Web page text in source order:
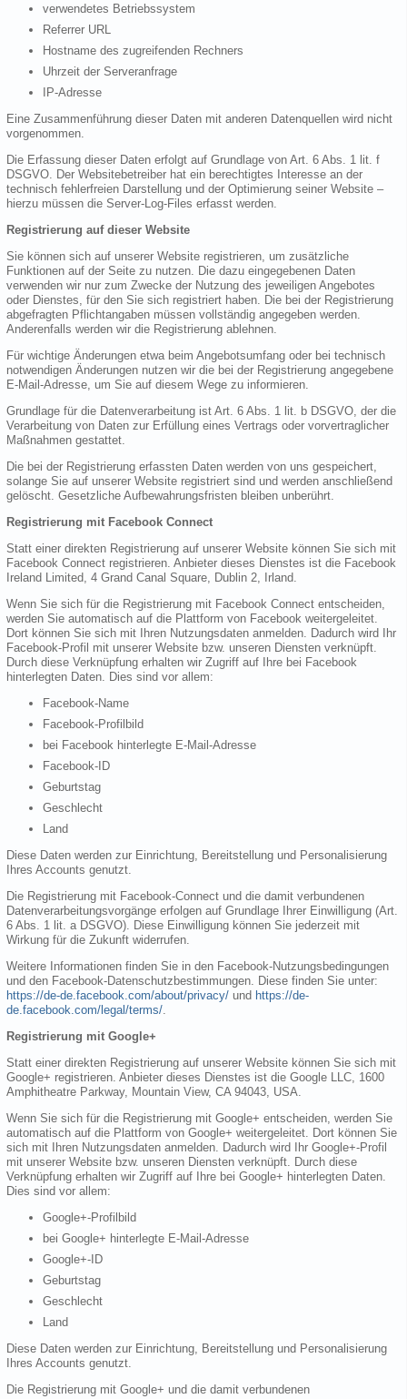
verwendetes Betriebssystem
Referrer URL
Hostname des zugreifenden Rechners
Uhrzeit der Serveranfrage
IP-Adresse
Eine Zusammenführung dieser Daten mit anderen Datenquellen wird nicht
vorgenommen.
Die Erfassung dieser Daten erfolgt auf Grundlage von Art. 6 Abs. 1 lit. f
DSGVO. Der Websitebetreiber hat ein berechtigtes Interesse an der
technisch fehlerfreien Darstellung und der Optimierung seiner Website –
hierzu müssen die Server-Log-Files erfasst werden.
Registrierung auf dieser Website
Sie können sich auf unserer Website registrieren, um zusätzliche
Funktionen auf der Seite zu nutzen. Die dazu eingegebenen Daten
verwenden wir nur zum Zwecke der Nutzung des jeweiligen Angebotes
oder Dienstes, für den Sie sich registriert haben. Die bei der Registrierung
abgefragten Pflichtangaben müssen vollständig angegeben werden.
Anderenfalls werden wir die Registrierung ablehnen.
Für wichtige Änderungen etwa beim Angebotsumfang oder bei technisch
notwendigen Änderungen nutzen wir die bei der Registrierung angegebene
E-Mail-Adresse, um Sie auf diesem Wege zu informieren.
Grundlage für die Datenverarbeitung ist Art. 6 Abs. 1 lit. b DSGVO, der die
Verarbeitung von Daten zur Erfüllung eines Vertrags oder vorvertraglicher
Maßnahmen gestattet.
Die bei der Registrierung erfassten Daten werden von uns gespeichert,
solange Sie auf unserer Website registriert sind und werden anschließend
gelöscht. Gesetzliche Aufbewahrungsfristen bleiben unberührt.
Registrierung mit Facebook Connect
Statt einer direkten Registrierung auf unserer Website können Sie sich mit
Facebook Connect registrieren. Anbieter dieses Dienstes ist die Facebook
Ireland Limited, 4 Grand Canal Square, Dublin 2, Irland.
Wenn Sie sich für die Registrierung mit Facebook Connect entscheiden,
werden Sie automatisch auf die Plattform von Facebook weitergeleitet.
Dort können Sie sich mit Ihren Nutzungsdaten anmelden. Dadurch wird Ihr
Facebook-Profil mit unserer Website bzw. unseren Diensten verknüpft.
Durch diese Verknüpfung erhalten wir Zugriff auf Ihre bei Facebook
hinterlegten Daten. Dies sind vor allem:
Facebook-Name
Facebook-Profilbild
bei Facebook hinterlegte E-Mail-Adresse
Facebook-ID
Geburtstag
Geschlecht
Land
Diese Daten werden zur Einrichtung, Bereitstellung und Personalisierung
Ihres Accounts genutzt.
Die Registrierung mit Facebook-Connect und die damit verbundenen
Datenverarbeitungsvorgänge erfolgen auf Grundlage Ihrer Einwilligung (Art.
6 Abs. 1 lit. a DSGVO). Diese Einwilligung können Sie jederzeit mit
Wirkung für die Zukunft widerrufen.
Weitere Informationen finden Sie in den Facebook-Nutzungsbedingungen
und den Facebook-Datenschutzbestimmungen. Diese finden Sie unter:
https://de-de.facebook.com/about/privacy/ und https://de-
de.facebook.com/legal/terms/.
Registrierung mit Google+
Statt einer direkten Registrierung auf unserer Website können Sie sich mit
Google+ registrieren. Anbieter dieses Dienstes ist die Google LLC, 1600
Amphitheatre Parkway, Mountain View, CA 94043, USA.
Wenn Sie sich für die Registrierung mit Google+ entscheiden, werden Sie
automatisch auf die Plattform von Google+ weitergeleitet. Dort können Sie
sich mit Ihren Nutzungsdaten anmelden. Dadurch wird Ihr Google+-Profil
mit unserer Website bzw. unseren Diensten verknüpft. Durch diese
Verknüpfung erhalten wir Zugriff auf Ihre bei Google+ hinterlegten Daten.
Dies sind vor allem:
Google+-Profilbild
bei Google+ hinterlegte E-Mail-Adresse
Google+-ID
Geburtstag
Geschlecht
Land
Diese Daten werden zur Einrichtung, Bereitstellung und Personalisierung
Ihres Accounts genutzt.
Die Registrierung mit Google+ und die damit verbundenen